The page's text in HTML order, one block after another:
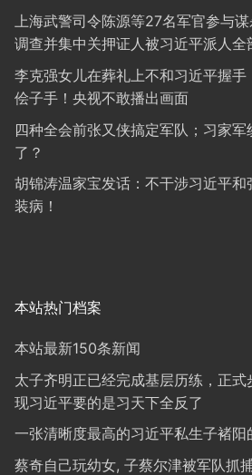
上海武警司令陈源等27名军官参与
调查并集中关押证人被习近平派人全
李克强女儿在葬礼上不和习近平握手
侩子手！央视不敢播出画面
四种全会前张又侠搞定军队；习家
了？
胡锦涛温家宝发话：不干涉习近平
装病！
本站热门档案
本站最新150条新闻
太子齐明正已经完成基层历练，正
现习近平要的是习天下全反了
一张清晰度最高的习近平私生子褚阳
蔡奇自己玩幼女, 子蔡尔津被军队抓